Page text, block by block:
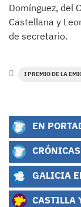
Domínguez, del
Castellana y
de secretario.
I PREMIO DE LA
EN
GALICIA
CASTILLA